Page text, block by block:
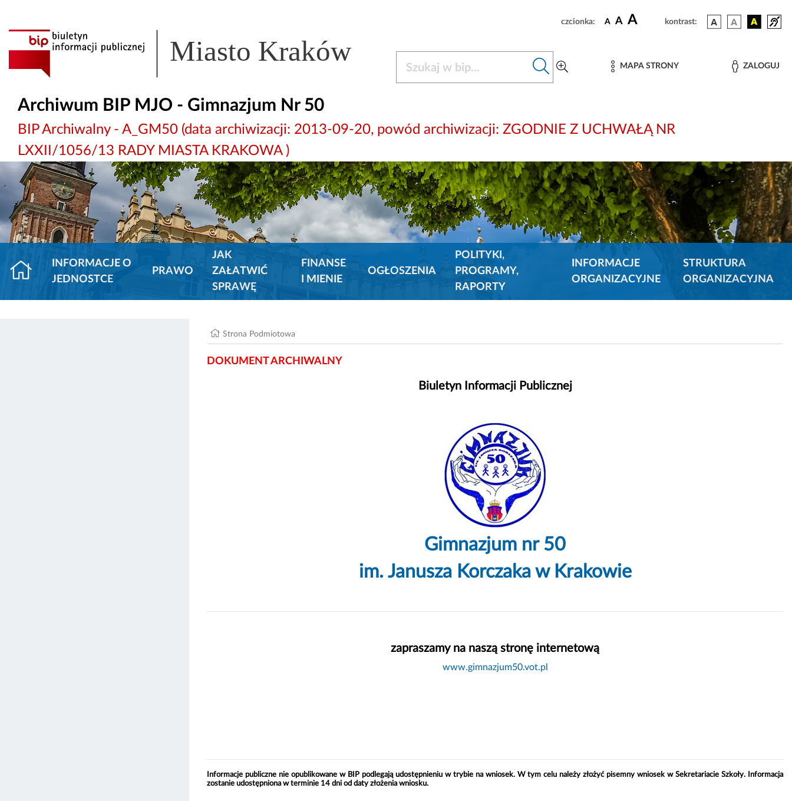
czcionka: A A A kontrast:
Miasto Kraków MAPA STRONY ZALOGUJ
Archiwum BIP MJO - Gimnazjum Nr 50
BIP Archiwalny - A_GM50 (data archiwizacji: 2013-09-20, powód archiwizacji: ZGODNIE Z UCHWAŁĄ NR
LXXII/1056/13 RADY MIASTA KRAKOWA )
INFORMACJE O
JEDNOSTCE
PRAWO
JAK
ZAŁATWIĆ
SPRAWĘ
FINANSE
I MIENIE
OGŁOSZENIA
POLITYKI,
PROGRAMY,
RAPORTY
INFORMACJE
ORGANIZACYJNE
STRUKTURA
ORGANIZACYJNA
Strona Podmiotowa
DOKUMENT ARCHIWALNY
Biuletyn Informacji Publicznej
Gimnazjum nr 50
im. Janusza Korczaka w Krakowie
zapraszamy na naszą stronę internetową
www.gimnazjum50.vot.pl
Informacje publiczne nie opublikowane w BIP podlegają udostępnieniu w trybie na wniosek. W tym celu należy złożyć pisemny wniosek w Sekretariacie Szkoły. Informacja
zostanie udostępniona w terminie 14 dni od daty złożenia wniosku.